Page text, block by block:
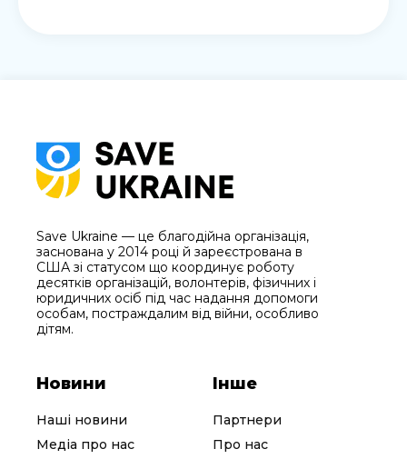
Save Ukraine — це благодійна організація,
заснована у 2014 році й зареєстрована в
США зі статусом що координує роботу
десятків організацій, волонтерів, фізичних і
юридичних осіб під час надання допомоги
особам, постраждалим від війни, особливо
дітям.
Новини
Наші новини
Медіа про нас
Інше
Партнери
Про нас